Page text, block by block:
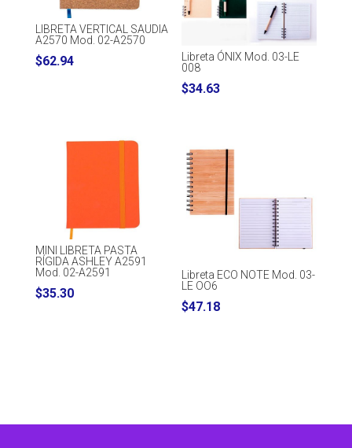
LIBRETA VERTICAL SAUDIA
A2570 Mod. 02-A2570
$62.94
Libreta ÓNIX Mod. 03-LE
008
$34.63
MINI LIBRETA PASTA
RÍGIDA ASHLEY A2591
Mod. 02-A2591
$35.30
Libreta ECO NOTE Mod. 03-
LE OO6
$47.18